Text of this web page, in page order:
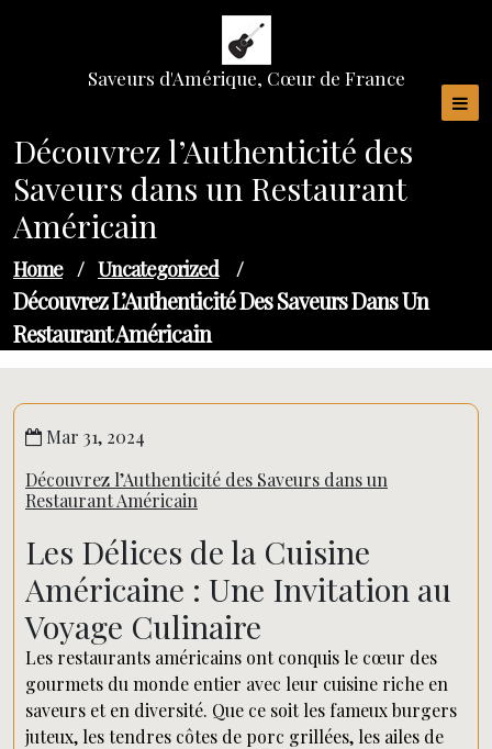
Saveurs d'Amérique, Cœur de France
Découvrez l’Authenticité des
Saveurs dans un Restaurant
Américain
Home / Uncategorized /
Découvrez L’Authenticité Des Saveurs Dans Un
Restaurant Américain
Mar 31, 2024
Découvrez l’Authenticité des Saveurs dans un
Restaurant Américain
Les Délices de la Cuisine
Américaine : Une Invitation au
Voyage Culinaire
Les restaurants américains ont conquis le cœur des
gourmets du monde entier avec leur cuisine riche en
saveurs et en diversité. Que ce soit les fameux burgers
juteux, les tendres côtes de porc grillées, les ailes de